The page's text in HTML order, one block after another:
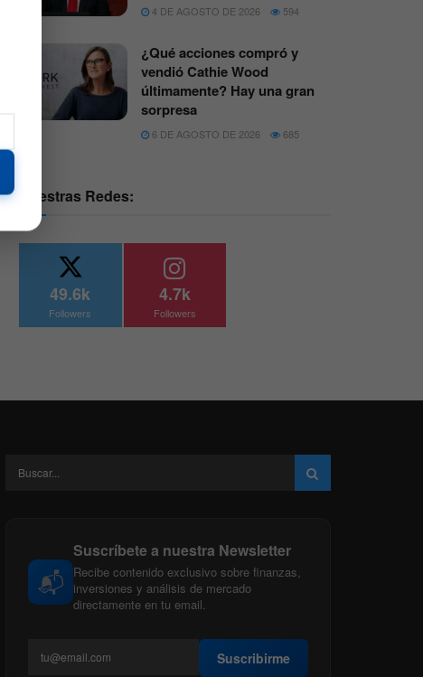
4 DE AGOSTO DE 2026 594
¿Qué acciones compró y
vendió Cathie Wood
últimamente? Hay una gran
sorpresa
6 DE AGOSTO DE 2026 685
Nuestras Redes:
49.6k
Followers
4.7k
Followers
📬
Suscríbete a nuestra Newsletter
Recibe contenido exclusivo sobre finanzas,
inversiones y análisis de mercado
directamente en tu email.
Suscribirme